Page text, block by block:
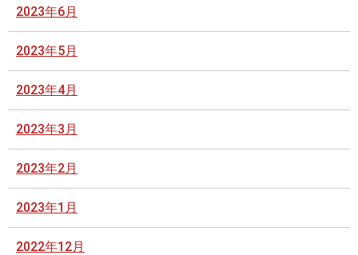
2023年6月
2023年5月
2023年4月
2023年3月
2023年2月
2023年1月
2022年12月